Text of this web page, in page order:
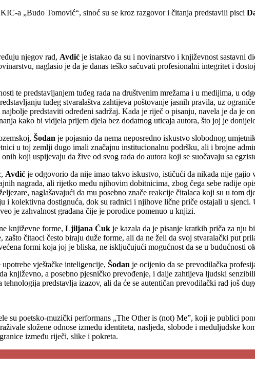
a „Budo Tomović“, sinoć su se kroz razgovor i čitanja predstavili pisci
njegov rad, Avdić je istakao da su i novinarstvo i književnost sastavni
naglasio je da je danas teško sačuvati profesionalni integritet i
te predstavljanjem tuđeg rada na društvenim mrežama i u medijima, u
tuđeg stvaralaštva zahtijeva poštovanje jasnih pravila, uz
predstaviti određeni sadržaj. Kada je riječ o pisanju, navela je da je
kako bi vidjela prijem djela bez dodatnog uticaja autora, što joj je
Šodan je pojasnio da nema neposredno iskustvo slobodnog
u toj zemlji dugo imali značajnu institucionalnu podršku, ali i brojne
koji uspijevaju da žive od svog rada do autora koji se suočavaju sa
Avdić je odgovorio da nije imao takvo iskustvo, ističući da nikada nije
nagrada, ali rijetko među njihovim dobitnicima, zbog čega sebe radije
naglašavajući da mu posebno znače reakcije čitalaca koji su u tom
kolektivna dostignuća, dok su radnici i njihove lične priče ostajali u sjenci.
je zahvalnost građana čije je porodice pomenuo u knjizi.
književne forme, Ljiljana Ćuk je kazala da je pisanje kratkih priča za nju
čitaoci često biraju duže forme, ali da ne želi da svoj stvaralački put
formi koja joj je bliska, ne isključujući mogućnost da se u budućnosti
vještačke inteligencije, Šodan je ocijenio da se prevodilačka
književno, a posebno pjesničko prevođenje, i dalje zahtijeva ljudski
predstavlja izazov, ali da će se autentičan prevodilački rad još
su poetsko-muzički performans „The Other is (not) Me”, koji je publici
složene odnose između identiteta, nasljeđa, slobode i međuljudske
između riječi, slike i pokreta.